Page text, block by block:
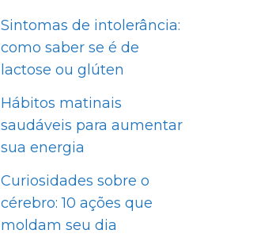
Sintomas de intolerância:
como saber se é de
lactose ou glúten
Hábitos matinais
saudáveis para aumentar
sua energia
Curiosidades sobre o
cérebro: 10 ações que
moldam seu dia